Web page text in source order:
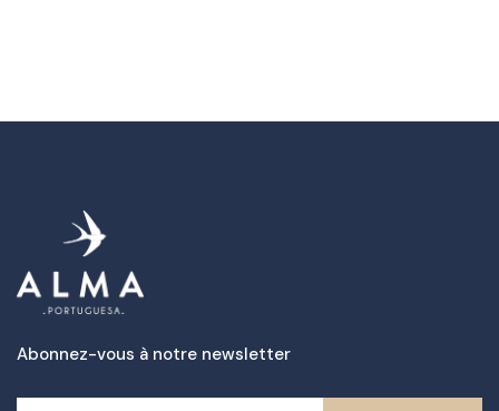
Abonnez-vous à notre newsletter